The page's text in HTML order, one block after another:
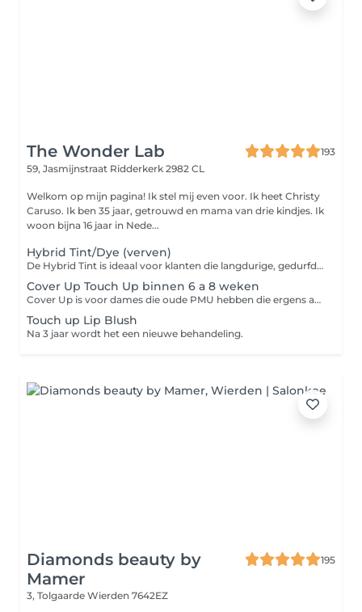
The Wonder Lab
193
59, Jasmijnstraat Ridderkerk 2982 CL
Welkom op mijn pagina! Ik stel mij even voor. Ik heet Christy
Caruso. Ik ben 35 jaar, getrouwd en mama van drie kindjes. Ik
woon bijna 16 jaar in Nede...
Hybrid Tint/Dye (verven)
De Hybrid Tint is ideaal voor klanten die langdurige, gedurfde resultaten willen. De verf kleurt de huid t/m 7 dagen en de haartjes t/m 7 weken!! De gelstructuur garandeert consistente resultaten op alle huidtypes. De Hybrid Tint geeft een look van vollere wenkbrauwen en heeft een rijker en helderder effect dan normale wenkbrauw verf, en heeft minder verwerkingstijd nodig dan Henna.
Cover Up Touch Up binnen 6 a 8 weken
Cover Up is voor dames die oude PMU hebben die ergens anders zijn gezet of dames die eerder Microblading bij mij hebben gezet en nu Powderbrows willen doen.
Touch up Lip Blush
Na 3 jaar wordt het een nieuwe behandeling.
Diamonds beauty by
Mamer
195
3, Tolgaarde Wierden 7642EZ